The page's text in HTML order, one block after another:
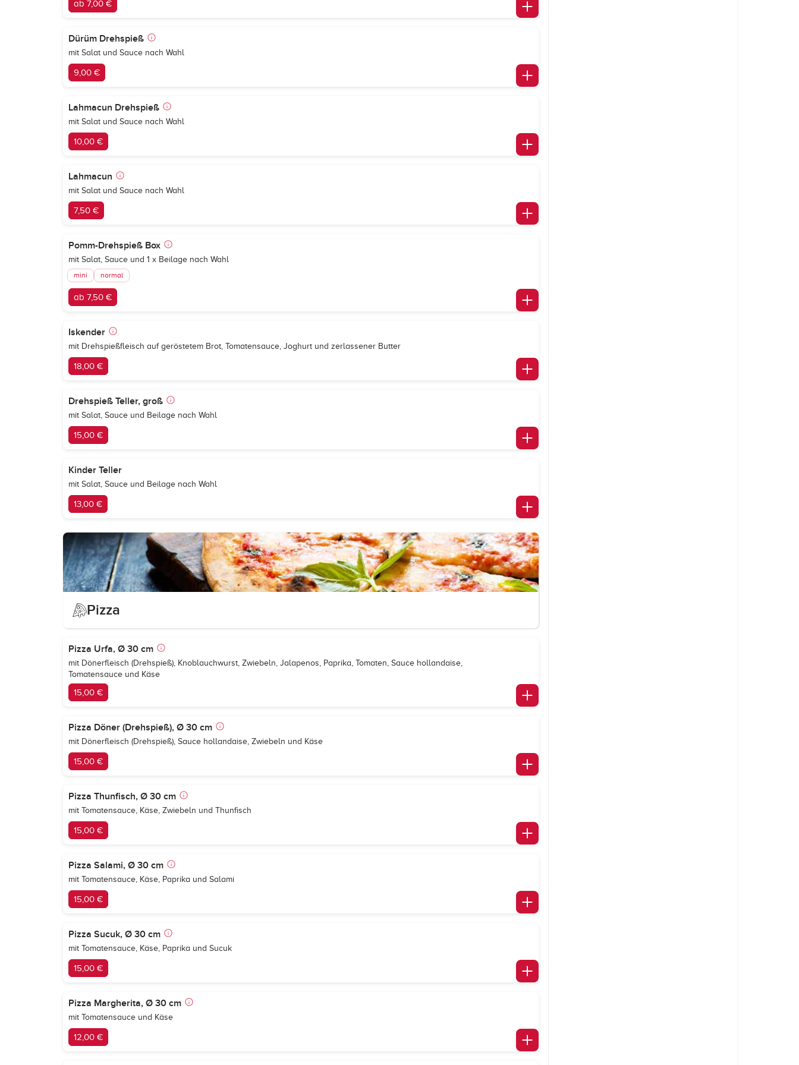
ab 7,00 €
Dürüm Drehspieß
mit Salat und Sauce nach Wahl
9,00 €
Lahmacun Drehspieß
mit Salat und Sauce nach Wahl
10,00 €
Lahmacun
mit Salat und Sauce nach Wahl
7,50 €
Pomm-Drehspieß Box
mit Salat, Sauce und 1 x Beilage nach Wahl
mini normal
ab 7,50 €
Iskender
mit Drehspießfleisch auf geröstetem Brot, Tomatensauce, Joghurt und zerlassener Butter
18,00 €
Drehspieß Teller, groß
mit Salat, Sauce und Beilage nach Wahl
15,00 €
Kinder Teller
mit Salat, Sauce und Beilage nach Wahl
13,00 €
Pizza
Pizza Urfa, Ø 30 cm
mit Dönerfleisch (Drehspieß), Knoblauchwurst, Zwiebeln, Jalapenos, Paprika, Tomaten, Sauce hollandaise,
Tomatensauce und Käse
15,00 €
Pizza Döner (Drehspieß), Ø 30 cm
mit Dönerfleisch (Drehspieß), Sauce hollandaise, Zwiebeln und Käse
15,00 €
Pizza Thunfisch, Ø 30 cm
mit Tomatensauce, Käse, Zwiebeln und Thunfisch
15,00 €
Pizza Salami, Ø 30 cm
mit Tomatensauce, Käse, Paprika und Salami
15,00 €
Pizza Sucuk, Ø 30 cm
mit Tomatensauce, Käse, Paprika und Sucuk
15,00 €
Pizza Margherita, Ø 30 cm
mit Tomatensauce und Käse
12,00 €